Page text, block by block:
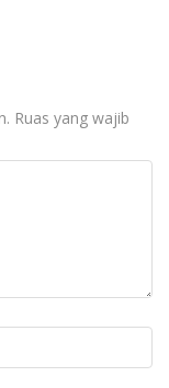
Ruas yang wajib